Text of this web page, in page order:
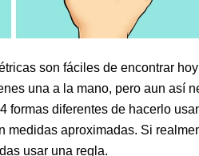
son fáciles de encontrar
una a la mano, pero aun así
formas diferentes de hacerlo
medidas aproximadas. Si
usar una regla.